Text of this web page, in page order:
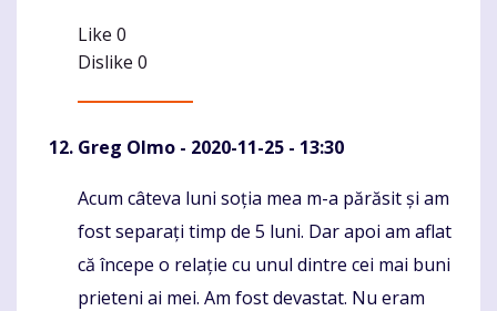
Like 0
Dislike 0
Greg Olmo - 2020-11-25 - 13:30
Komentaras
Acum câteva luni soția mea m-a părăsit și am
fost separați timp de 5 luni. Dar apoi am aflat
că începe o relație cu unul dintre cei mai buni
prieteni ai mei. Am fost devastat. Nu eram